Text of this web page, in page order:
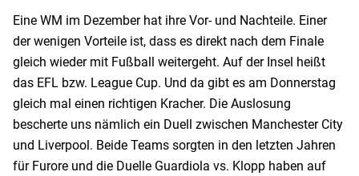
Eine WM im Dezember hat ihre Vor- und Nachteile. Einer
der wenigen Vorteile ist, dass es direkt nach dem Finale
gleich wieder mit Fußball weitergeht. Auf der Insel heißt
das EFL bzw. League Cup. Und da gibt es am Donnerstag
gleich mal einen richtigen Kracher. Die Auslosung
bescherte uns nämlich ein Duell zwischen Manchester City
und Liverpool. Beide Teams sorgten in den letzten Jahren
für Furore und die Duelle Guardiola vs. Klopp haben auf